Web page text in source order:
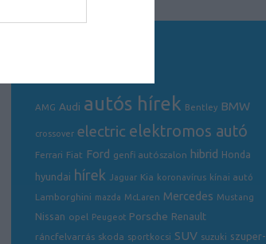
AMG Audi autós hírek Bentley BMW
crossover electric elektromos autó
Ferrari Fiat Ford genfi autószalon hibrid Honda
hyundai hírek Jaguar Kia koronavírus kínai autó
Lamborghini mazda McLaren Mercedes Mustang
Nissan opel Peugeot Porsche Renault
ráncfelvarrás skoda sportkocsi SUV suzuki szuper-